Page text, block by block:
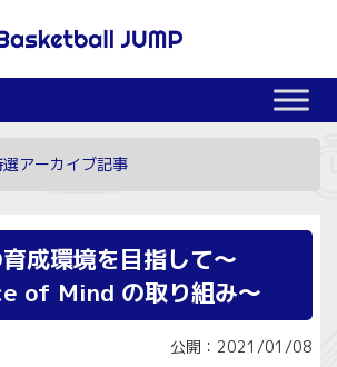
アーカイブ記事
成環境を目指して～
of Mind の取り組み～
公開：2021/01/08